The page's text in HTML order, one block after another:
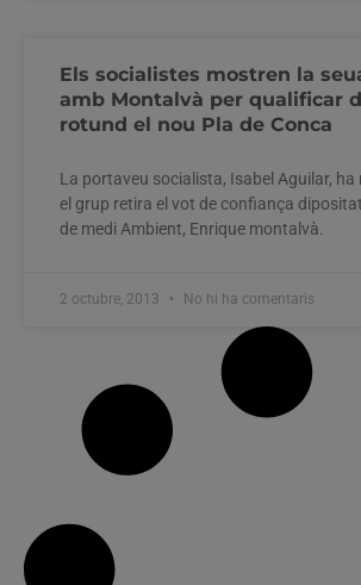
Els socialistes mostren la
amb Montalvà per qualificar
rotund el nou Pla de Conca
La portaveu socialista, Isabel Aguilar,
el grup retira el vot de confiança
de medi Ambient, Enrique montalvà.
2 octubre, 2013 No hi ha comentaris